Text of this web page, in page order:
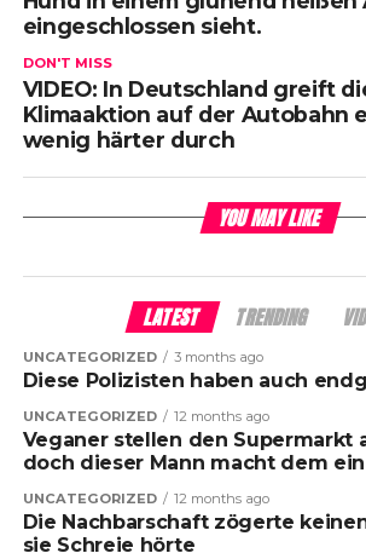
eingeschlossen sieht.
DON'T MISS
VIDEO: In Deutschland greift
Klimaaktion auf der Autobahn
wenig härter durch
YOU MAY LIKE
LATEST TRENDING
UNCATEGORIZED 3 months ago
Diese Polizisten haben auch
UNCATEGORIZED 12 months ago
Veganer stellen den Supermarkt
doch dieser Mann macht dem
UNCATEGORIZED 12 months ago
Die Nachbarschaft zögerte
sie Schreie hörte